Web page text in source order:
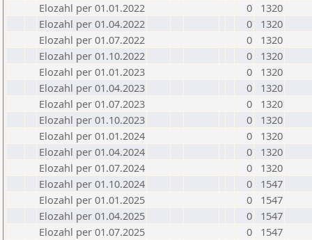
Elozahl per 01.01.2022
0
1320
Elozahl per 01.04.2022
0
1320
Elozahl per 01.07.2022
0
1320
Elozahl per 01.10.2022
0
1320
Elozahl per 01.01.2023
0
1320
Elozahl per 01.04.2023
0
1320
Elozahl per 01.07.2023
0
1320
Elozahl per 01.10.2023
0
1320
Elozahl per 01.01.2024
0
1320
Elozahl per 01.04.2024
0
1320
Elozahl per 01.07.2024
0
1320
Elozahl per 01.10.2024
0
1547
Elozahl per 01.01.2025
0
1547
Elozahl per 01.04.2025
0
1547
Elozahl per 01.07.2025
0
1547